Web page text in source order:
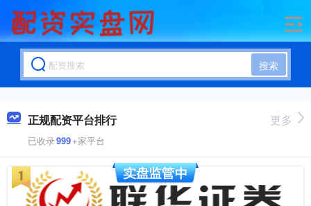
搜索
正规配资平台排行
已收录999+家平台
更多